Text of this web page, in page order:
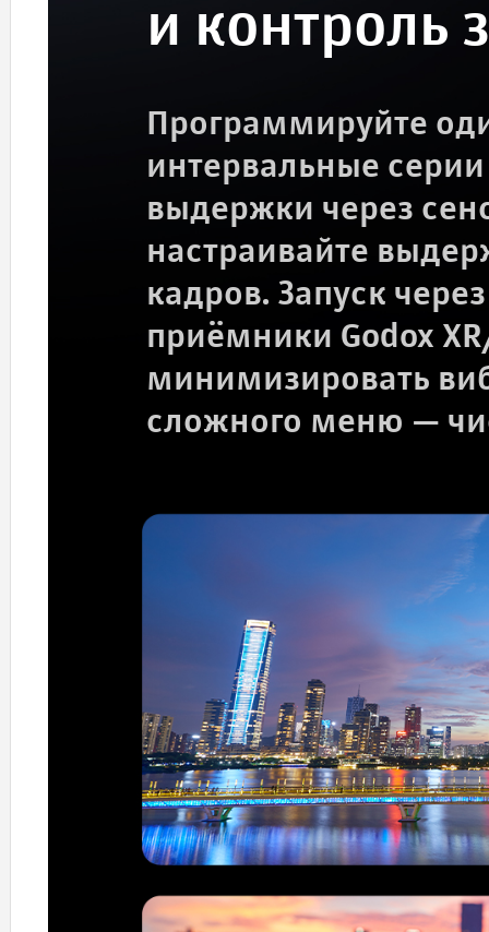
и контроль
Программируйте
интервальные
выдержки через
настраивайте
кадров. Запуск
приёмники Godox
минимизировать
сложного меню —